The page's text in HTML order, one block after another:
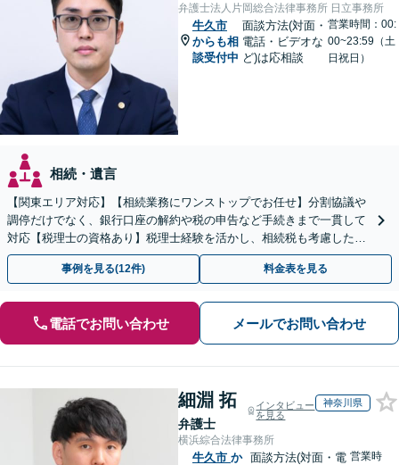
弁護士法人片岡総合法律事務所 日立事務所
牛久市
からも相
談受付中
面談方法(対面・
電話・ビデオな
ど)は応相談
営業時間：00:
00~23:59（土
日祝日）
相続・遺言
【関東エリア対応】【相続業務にワンストップでお任せ】分割協議や
調停だけでなく、銀行口座の解約や税の申告など手続きまで一貫して
対応【税理士の資格あり】税理士経験を活かし、相続税も考慮した相
続手続きもお任せください【初回相談無料】生前贈与も対応
事例を見る(12件) 料金表を見る
電話でお問い合わせ メールでお問い合わせ
細淵 拓
弁護士
インタビュー
を見る
神奈川県
横浜綜合法律事務所
牛久市 か 面談方法(対面・電 営業時